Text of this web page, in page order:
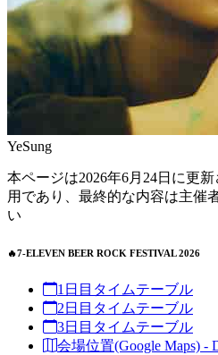
YeSung
本ページは2026年6月24日に更
用であり、最終的な内容は主催
い
🔥7-ELEVEN BEER ROCK FESTIVAL 2026
1日目タイムテーブル
2日目タイムテーブル
3日目タイムテーブル
会場位置(Google Maps) -